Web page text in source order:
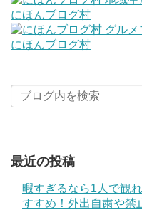
にほんブログ村
にほんブログ村
最近の投稿
暇すぎるなら1人で観
すすめ！外出自粛や禁